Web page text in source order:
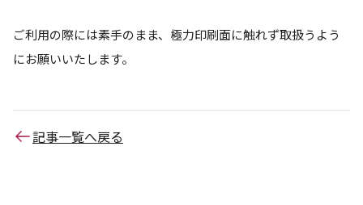
ご利用の際には素手のまま、極力印刷面に触れず取扱うよう
にお願いいたします。
記事一覧へ戻る